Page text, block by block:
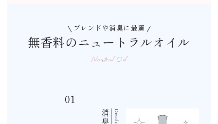
ブレンドや消臭に最適
無香料のニュートラルオイル
Neutral Oil